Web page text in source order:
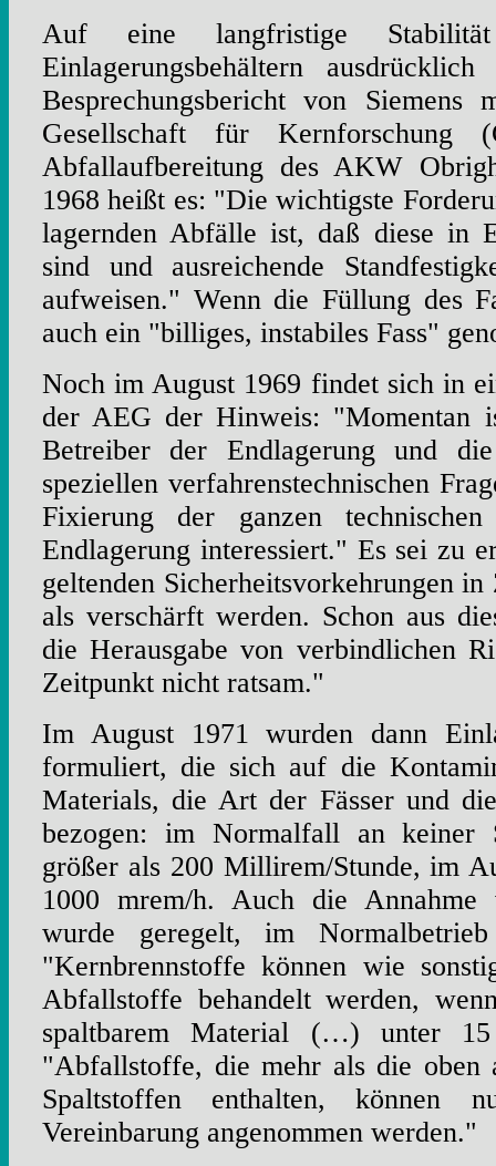
Auf eine langfristige
Einlagerungsbehältern
Besprechungsbericht von
Gesellschaft für Kernforschung
Abfallaufbereitung des AKW
1968 heißt es: "Die wichtigste
lagernden Abfälle ist, daß diese in
sind und ausreichende
aufweisen." Wenn die Füllung des
auch ein "billiges, instabiles Fass"
Noch im August 1969 findet sich in
der AEG der Hinweis: "Momentan
Betreiber der Endlagerung und
speziellen verfahrenstechnischen
Fixierung der ganzen technischen
Endlagerung interessiert." Es sei zu
geltenden Sicherheitsvorkehrungen
als verschärft werden. Schon aus
die Herausgabe von verbindlichen
Zeitpunkt nicht ratsam."
Im August 1971 wurden dann
formuliert, die sich auf die
Materials, die Art der Fässer und
bezogen: im Normalfall an keiner
größer als 200 Millirem/Stunde, im
1000 mrem/h. Auch die Annahme
wurde geregelt, im
"Kernbrennstoffe können wie
Abfallstoffe behandelt werden,
spaltbarem Material (…) unter
"Abfallstoffe, die mehr als die oben
Spaltstoffen enthalten, können
Vereinbarung angenommen werden."